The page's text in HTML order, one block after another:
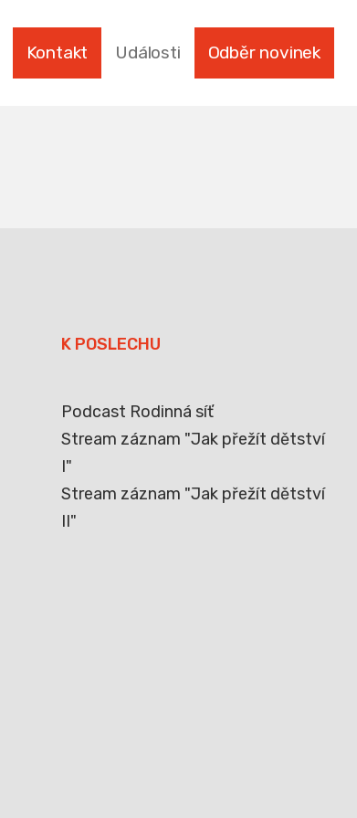
Kontakt Události Odběr novinek
K POSLECHU
Podcast Rodinná síť
Stream záznam "Jak přežít dětství
I"
Stream záznam "Jak přežít dětství
II"